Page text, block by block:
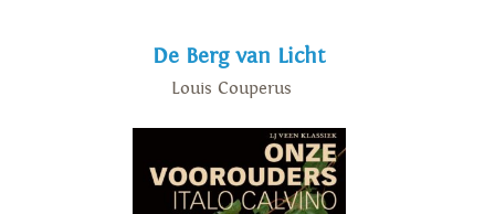
De Berg van Licht
Louis Couperus